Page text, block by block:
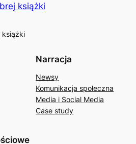
książki
książki
Narracja
Newsy
Komunikacja społeczna
Media i Social Media
Case study